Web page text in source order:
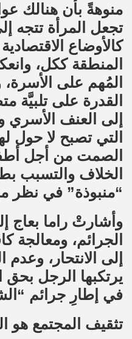
منوهةً بأن هنالك
تجعل المرأة تتجه
كالأوضاع
المنطقة ككل،
المُهم على
القدرة على تلبيَّة
إلى العنف الأسري
التي تصبح لا حول
الصمت من أجل
الخلاف والتسبب
“منبوذة” في نظر
وأشارتْ راما
الجرائم، ومعالجة
إلى الانتحار،
يرتكبها الرجل بحق
في إطارِ جرائم
تثقيف المجتمع هو